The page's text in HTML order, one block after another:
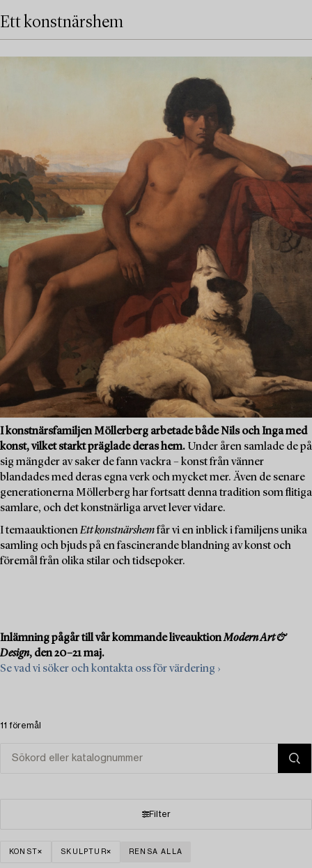
Ett konstnärshem
I konstnärsfamiljen Möllerberg arbetade både Nils och Inga med
konst, vilket starkt präglade deras hem. Under åren samlade de på
sig mängder av saker de fann vackra – konst från vänner
blandades med deras egna verk och mycket mer. Även de senare
generationerna Möllerberg har fortsatt denna tradition som flitiga
samlare, och det konstnärliga arvet lever vidare.
I temaauktionenEtt konstnärshemfår vi en inblick i familjens unika
samling och bjuds på en fascinerande blandning av konst och
föremål från olika stilar och tidsepoker.
Inlämning pågår till vår kommande liveauktionModern Art &
Design, den 20–21 maj.
Se vad vi söker och kontakta oss för värdering ›
11 föremål
Filter
KONST SKULPTUR RENSA ALLA